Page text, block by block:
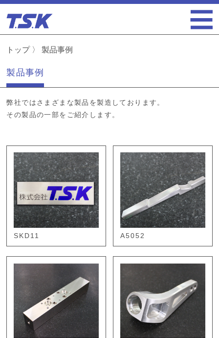
トップ 製品事例
製品事例
弊社ではさまざまな製品を製造しております。
その製品の一部をご紹介します。
SKD11 A5052